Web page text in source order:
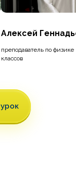
Алексей
преподаватель по
классов